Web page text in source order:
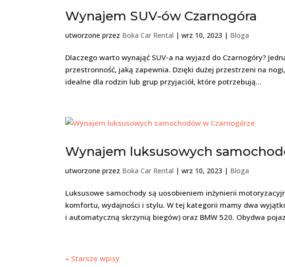
Wynajem SUV-ów Czarnogóra
utworzone przez Boka Car Rental |wrz 10, 2023 | Bloga
Dlaczego warto wynająć SUV-a na wyjazd do Czarnogóry?
przestronność, jaką zapewnia. Dzięki dużej przestrzeni na
idealne dla rodzin lub grup przyjaciół, które potrzebują...
Wynajem luksusowych
utworzone przez Boka Car Rental |wrz 10, 2023 | Bloga
Luksusowe samochody są uosobieniem inżynierii
komfortu, wydajności i stylu. W tej kategorii mamy dwa
i automatyczną skrzynią biegów) oraz BMW 520. Obydwa
« Starsze wpisy